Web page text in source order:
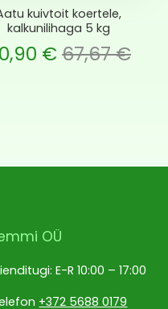
kuivtoit koertele,
kalkunilihaga 5 kg
67,67€
€.
€ Algne
Current price is:
OÜ
E-R 10:00 – 17:00
+372 5688 0179